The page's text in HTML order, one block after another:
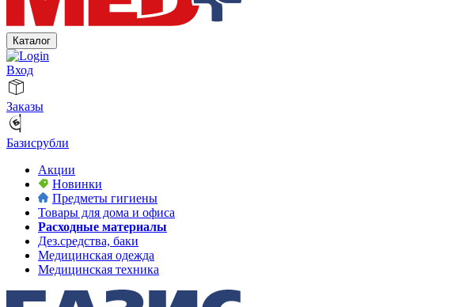
Каталог
Вход
Заказы
Базисрубли
Акции
Новинки
Предметы гигиены
Товары для дома и офиса
Расходные материалы
Дез.средства, баки
Медицинская одежда
Медицинская техника